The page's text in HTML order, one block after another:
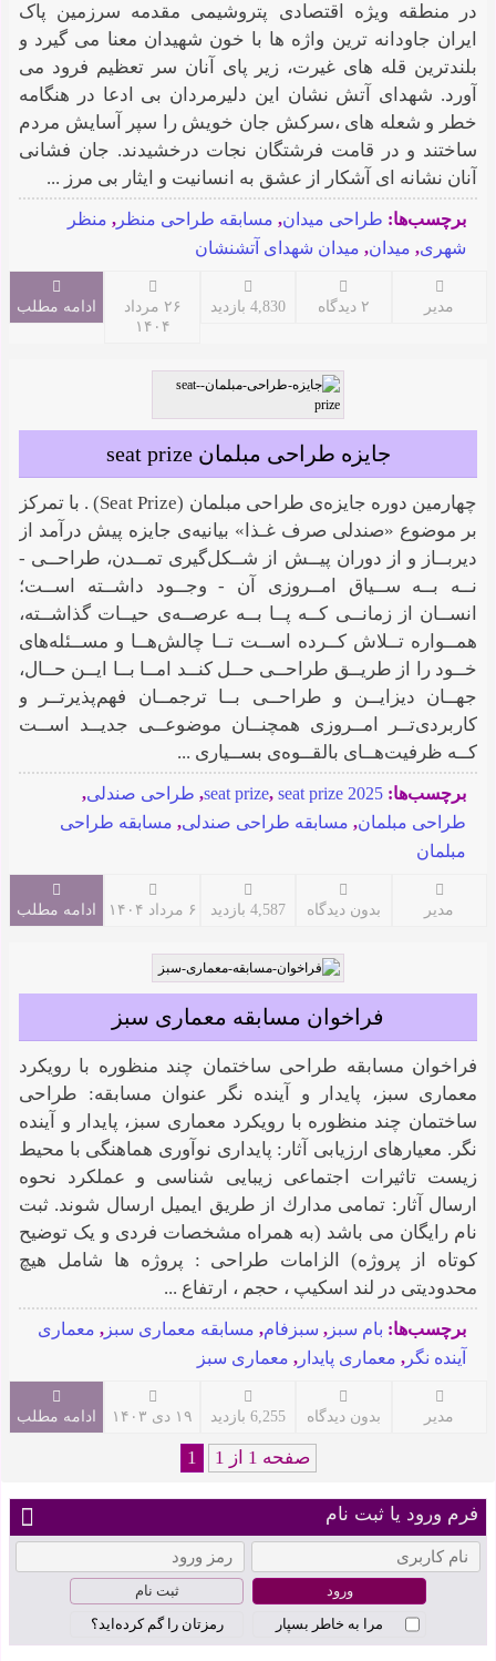
در منطقه ویژه اقتصادی پتروشیمی مقدمه سرزمین پاک
ایران جاودانه ترین واژه ها با خون شهیدان معنا می گیرد و
بلندترین قله های غیرت، زیر پای آنان سر تعظیم فرود می
آورد. شهدای آتش نشان این دلیرمردان بی ادعا در هنگامه
خطر و شعله های ،سرکش جان خویش را سپر آسایش مردم
ساختند و در قامت فرشتگان نجات درخشیدند. جان فشانی
آنان نشانه ای آشکار از عشق به انسانیت و ایثار بی مرز ...
برچسب‌ها: طراحی میدان, مسابقه طراحی منظر , منظر
شهری, میدان, میدان شهدای آتشنشان
مدیر ۲ دیدگاه 4,830 بازدید
۲۶ مرداد
۱۴۰۴
ادامه مطلب
جایزه طراحی مبلمان seat prize
چهارمین دوره جایزه‌ی طراحی مبلمان (Seat Prize) . با تمرکز
بر موضوع «صندلی صرف غـذا» بیانیه‌ی جایزه پیش‌ درآمد از
دیربــاز و از دوران پیــش از شــکل‌گیری تمــدن، طراحــی -
نــه بــه ســیاق امــروزی آن - وجــود داشــته اســت؛
انســان از زمانــی کــه پــا بــه عرصــه‌ی حیــات گذاشــته،
همــواره تــلاش کــرده اســت تــا چالش‌هــا و مســئله‌های
خــود را از طریــق طراحــی حــل کنــد امــا بــا ایــن حــال،
جهــان دیزایــن و طراحــی بــا ترجمــان فهم‌پذیرتــر و
کاربردی‌تــر امــروزی همچنــان موضوعــی جدیــد اســت
کــه ظرفیت‌هــای بالقــوه‌ی بســیاری ...
برچسب‌ها: seat prize,seat prize 2025
, طراحی صندلی,
طراحی مبلمان, مسابقه طراحی صندلی, مسابقه طراحی
مبلمان
مدیر بدون دیدگاه 4,587 بازدید ۶ مرداد ۱۴۰۴ ادامه مطلب
ﻓﺮاﺧﻮان ﻣﺴﺎﺑﻘﻪ ﻣﻌﻤﺎرى سبز
ﻓﺮاﺧﻮان ﻣﺴﺎﺑﻘﻪ ﻃﺮاﺣﻰ ﺳﺎﺧﺘﻤﺎن ﭼﻨﺪ ﻣﻨﻈﻮره ﺑﺎ روﯾﮑﺮد
ﻣﻌﻤﺎرى ﺳﺒﺰ، ﭘﺎﯾﺪار و آﯾﻨﺪه ﻧﮕﺮ ﻋﻨﻮان ﻣﺴﺎﺑﻘﻪ: ﻃﺮاﺣﻰ
ﺳﺎﺧﺘﻤﺎن ﭼﻨﺪ ﻣﻨﻈﻮره ﺑﺎ روﯾﮑﺮد ﻣﻌﻤﺎرى ﺳﺒﺰ، ﭘﺎﯾﺪار و آﯾﻨﺪه
ﻧﮕﺮ. ﻣﻌﯿﺎرﻫﺎى ارزﯾﺎﺑﻰ آﺛﺎر: ﭘﺎﯾﺪارى ﻧﻮآورى ﻫﻤﺎﻫﻨﮕﻰ ﺑﺎ ﻣﺤﯿﻂ
زﯾﺴﺖ ﺗﺎﺛﯿﺮات اﺟﺘﻤﺎﻋﻰ زﯾﺒﺎﯾﻰ ﺷﻨﺎﺳﻰ و ﻋﻤﻠﮑﺮد ﻧﺤﻮه
ارﺳﺎل آﺛﺎر: ﺗﻤﺎﻣﻰ ﻣﺪارك از ﻃﺮﯾﻖ اﯾﻤﯿﻞ ارﺳﺎل ﺷﻮﻧﺪ. ثبت
نام رایگان می باشد (ﺑﻪ ﻫﻤﺮاه ﻣﺸﺨﺼﺎت ﻓﺮدى و ﯾﮏ ﺗﻮﺿﯿﺢ
ﮐﻮﺗﺎه از ﭘﺮوژه) اﻟﺰاﻣﺎت ﻃﺮاﺣﻰ : پروژه ها شامل هیچ
محدودیتی در لند اسکیپ ، حجم ، ارتفاع ...
برچسب‌ها: بام سبز , سبزفام, مسابقه معماری سبز , معماری
آینده نگر , معماری پایدار , معماری سبز
مدیر بدون دیدگاه 6,255 بازدید ۱۹ دی ۱۴۰۳ ادامه مطلب
صفحه 1 از 1 1
فرم ورود یا ثبت نام
ثبت نام
مرا به خاطر بسپار
رمزتان را گم کرده‌اید؟